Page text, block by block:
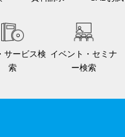
サービス検
索
イベント・セミナ
ー検索